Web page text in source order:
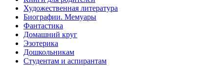
Художественная литература
Биографии. Мемуары
Фантастика
Домашний круг
Эзотерика
Дошкольникам
Студентам и аспирантам